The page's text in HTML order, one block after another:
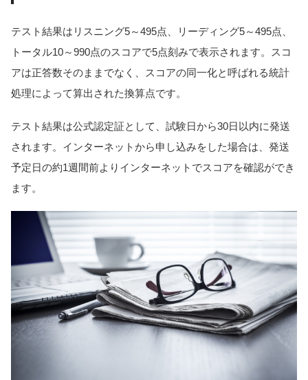
テスト結果はリスニング5～495点、リーディング5～495点、
トータル10～990点のスコアで5点刻みで表示されます。スコ
アは正答数そのままでなく、スコアの同一化と呼ばれる統計
処理によって算出された換算点です。
テスト結果は公式認定証として、試験日から30日以内に発送
されます。インターネットから申し込みをした場合は、発送
予定日の約1週間前よりインターネットでスコアを確認ができ
ます。